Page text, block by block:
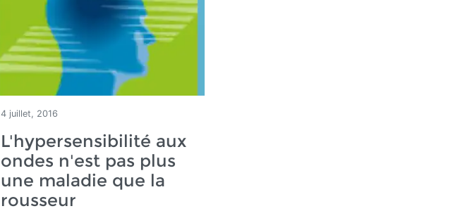
4 juillet, 2016
L'hypersensibilité aux
ondes n'est pas plus
une maladie que la
rousseur